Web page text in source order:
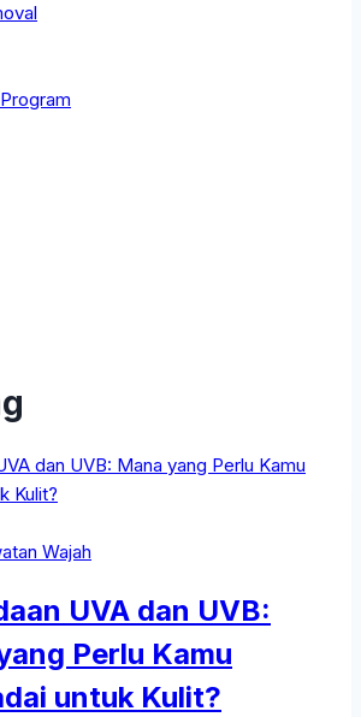
Wajah
UVA dan UVB:
Perlu Kamu
untuk Kulit?